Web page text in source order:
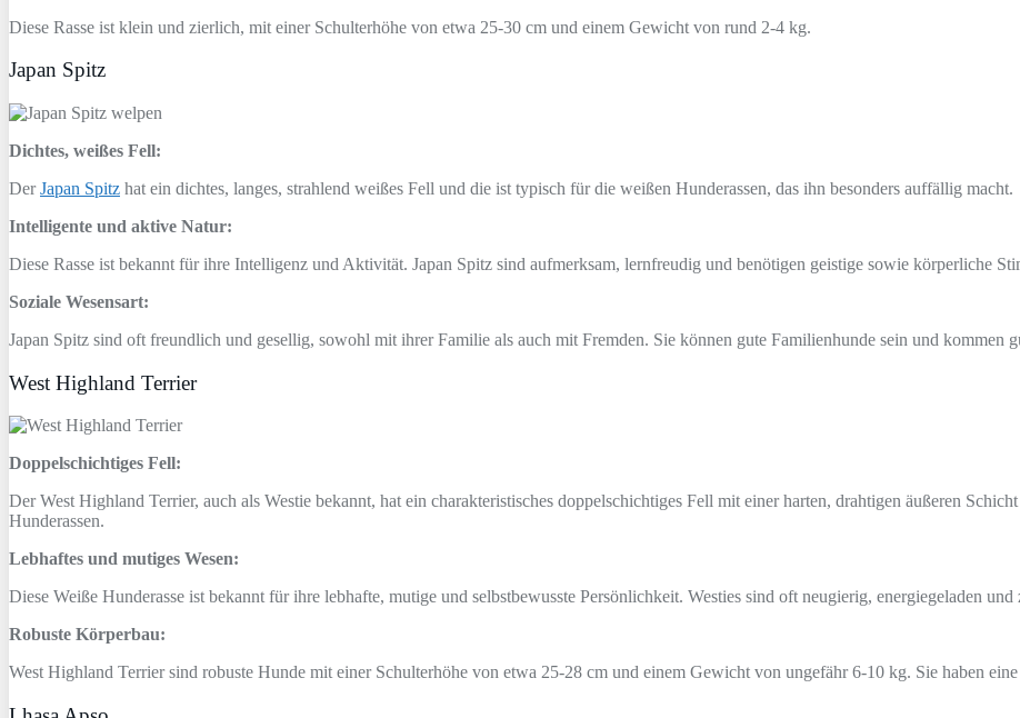
Diese Rasse ist klein und zierlich, mit einer Schulterhöhe von etwa 25-30 cm und einem Gewicht von rund 2-4 kg.
Japan Spitz
Dichtes, weißes Fell:
DerJapan Spitz hat ein dichtes, langes, strahlend weißes Fell und die ist typisch für die weißen Hunderassen, das ihn besonders auffällig macht.
Intelligente und aktive Natur:
Diese Rasse ist bekannt für ihre Intelligenz und Aktivität. Japan Spitz sind aufmerksam, lernfreudig und benötigen geistige sowie körperliche
Soziale Wesensart:
Japan Spitz sind oft freundlich und gesellig, sowohl mit ihrer Familie als auch mit Fremden. Sie können gute Familienhunde sein und kommen
West Highland Terrier
Doppelschichtiges Fell:
Der West Highland Terrier, auch als Westie bekannt, hat ein charakteristisches doppelschichtiges Fell mit einer harten, drahtigen äußeren
Hunderassen.
Lebhaftes und mutiges Wesen:
Diese Weiße Hunderasse ist bekannt für ihre lebhafte, mutige und selbstbewusste Persönlichkeit. Westies sind oft neugierig, energiegeladen
Robuste Körperbau:
West Highland Terrier sind robuste Hunde mit einer Schulterhöhe von etwa 25-28 cm und einem Gewicht von ungefähr 6-10 kg. Sie haben